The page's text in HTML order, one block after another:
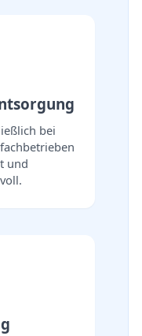
bei
und